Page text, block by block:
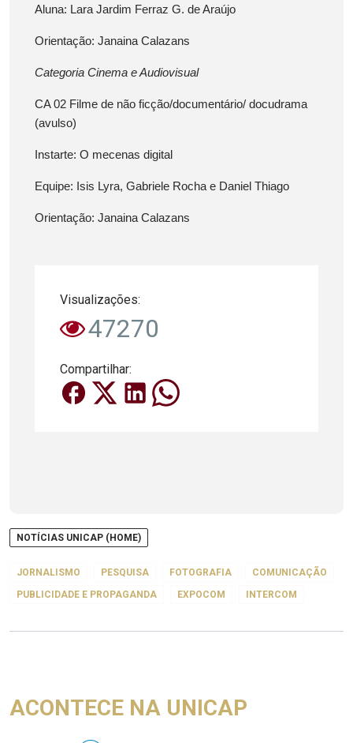
Aluna: Lara Jardim Ferraz G. de Araújo
Orientação: Janaina Calazans
Categoria Cinema e Audiovisual
CA 02 Filme de não ficção/documentário/ docudrama
(avulso)
Instarte: O mecenas digital
Equipe: Isis Lyra, Gabriele Rocha e Daniel Thiago
Orientação: Janaina Calazans
Visualizações:
47270
Compartilhar:
NOTÍCIAS UNICAP (HOME)
JORNALISMO PESQUISA FOTOGRAFIA
COMUNICAÇÃO
PUBLICIDADE E PROPAGANDA
EXPOCOM INTERCOM
ACONTECE NA UNICAP